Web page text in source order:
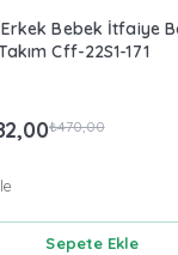
Bebek İtfaiye
Cff-22S1-171
₺470,00
Sepete Ekle